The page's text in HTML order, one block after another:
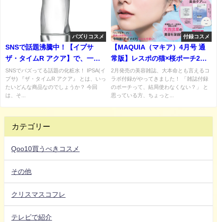
バズりコスメ
SNSで話題沸騰中！【イプサ
ザ・タイムR アクア】で、一日
中潤い続ける、ぷるぷる肌へ
SNSでバズってる話題の化粧水！ IPSA(イ
プサ) 『ザ・タイムR アクア』 とは、いっ
たいどんな商品なのでしょうか？ 今回
は、そ...
付録コスメ
【MAQUIA（マキア）4月号 通
常版】レスポの猫×桜ポーチ2個
付き！SUQQU・HAKUも試せる
神付録♪『コスメ付録総額2,034
円分相当』
2月発売の美容雑誌、大本命とも言えるコ
ラボ付録がやってきました！ 「雑誌付録
のポーチって、結局使わなくない？」 と
思っている方、ちょっと...
カテゴリー
Qoo10買うべきコスメ
その他
クリスマスコフレ
テレビで紹介